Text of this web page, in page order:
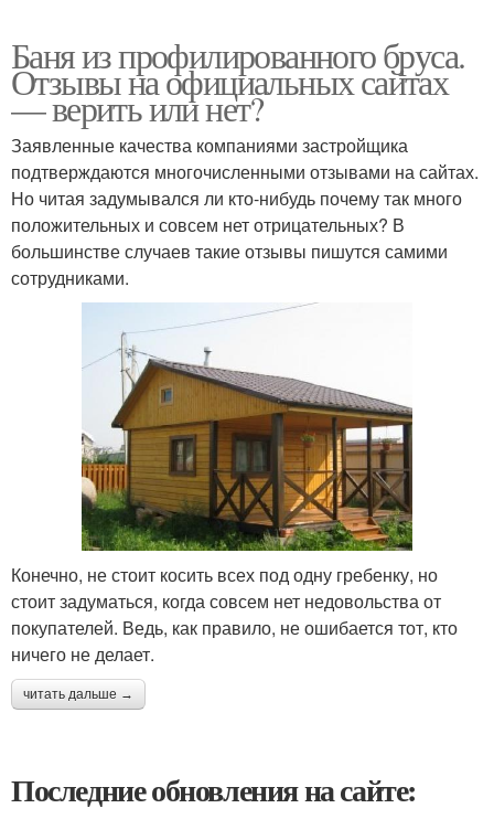
Баня из профилированного бруса.
Отзывы на официальных сайтах
— верить или нет?
Заявленные качества компаниями застройщика
подтверждаются многочисленными отзывами на сайтах.
Но читая задумывался ли кто-нибудь почему так много
положительных и совсем нет отрицательных? В
большинстве случаев такие отзывы пишутся самими
сотрудниками.
Конечно, не стоит косить всех под одну гребенку, но
стоит задуматься, когда совсем нет недовольства от
покупателей. Ведь, как правило, не ошибается тот, кто
ничего не делает.
читать дальше →
Последние обновления на сайте: